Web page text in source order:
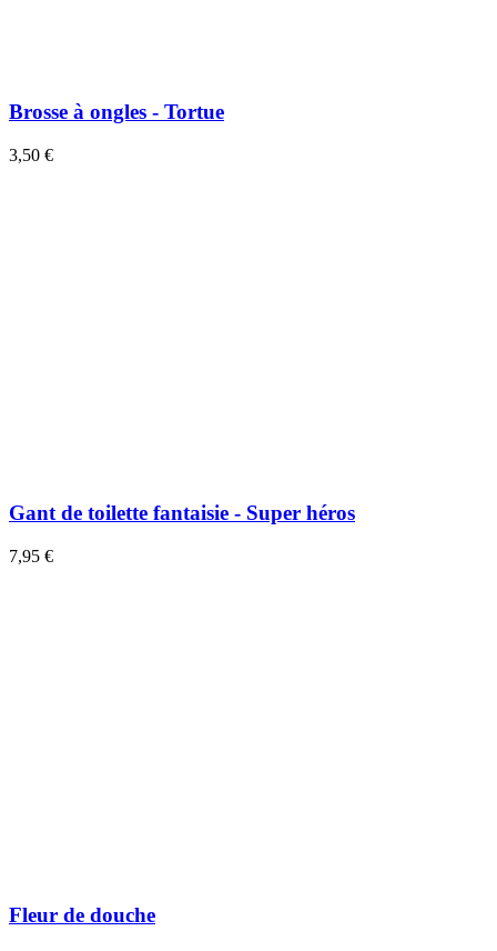
Brosse à ongles - Tortue
3,50 €
Gant de toilette fantaisie - Super héros
7,95 €
Fleur de douche